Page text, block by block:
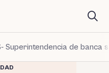
Superintendencia de banca